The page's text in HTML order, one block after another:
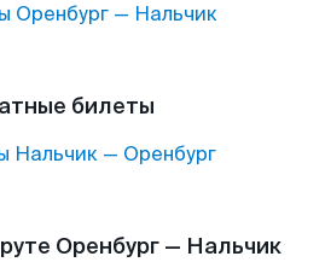
Оренбург — Нальчик
билеты
Нальчик— Оренбург
Оренбург — Нальчик